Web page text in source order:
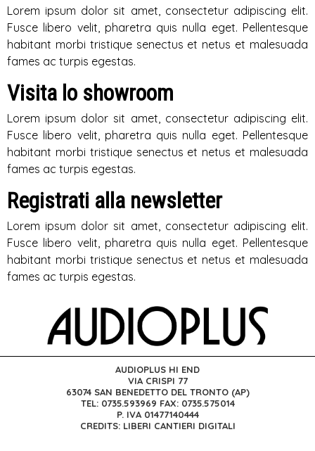
Lorem ipsum dolor sit amet, consectetur adipiscing elit.
Fusce libero velit, pharetra quis nulla eget. Pellentesque
habitant morbi tristique senectus et netus et malesuada
fames ac turpis egestas.
Visita lo showroom
Lorem ipsum dolor sit amet, consectetur adipiscing elit.
Fusce libero velit, pharetra quis nulla eget. Pellentesque
habitant morbi tristique senectus et netus et malesuada
fames ac turpis egestas.
Registrati alla newsletter
Lorem ipsum dolor sit amet, consectetur adipiscing elit.
Fusce libero velit, pharetra quis nulla eget. Pellentesque
habitant morbi tristique senectus et netus et malesuada
fames ac turpis egestas.
AUDIOPLUS HI END
VIA CRISPI 77
63074 SAN BENEDETTO DEL TRONTO (AP)
TEL: 0735.593969 FAX: 0735.575014
P. IVA 01477140444
CREDITS: LIBERI CANTIERI DIGITALI